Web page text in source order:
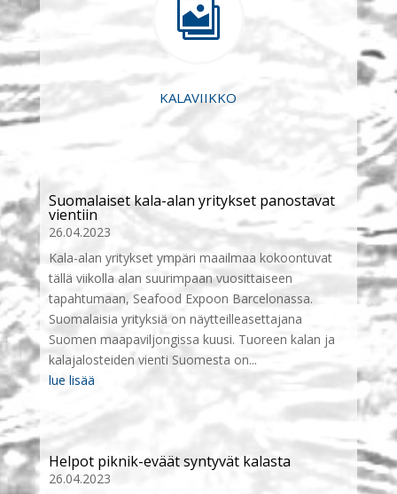

KALAVIIKKO
Suomalaiset kala-alan yritykset panostavat
vientiin
26.04.2023
Kala-alan yritykset ympäri maailmaa kokoontuvat
tällä viikolla alan suurimpaan vuosittaiseen
tapahtumaan, Seafood Expoon Barcelonassa.
Suomalaisia yrityksiä on näytteilleasettajana
Suomen maapaviljongissa kuusi. Tuoreen kalan ja
kalajalosteiden vienti Suomesta on...
lue lisää
Helpot piknik-eväät syntyvät kalasta
26.04.2023